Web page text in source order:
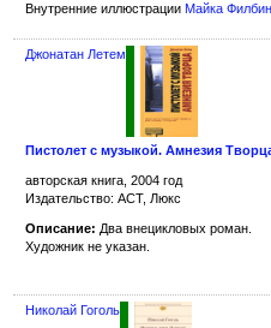
Внутренние иллюстрации Майка
Джонатан Летем
Пистолет с музыкой. Амнезия
авторская книга, 2004 год
Издательство: АСТ, Люкс
Описание: Два внецикловых роман.
Художник не указан.
Николай Гоголь